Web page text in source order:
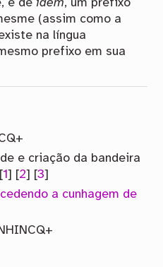
(assim como a
na língua
prefixo em sua
e criação da bandeira
1] [2] [3]
a cunhagem de